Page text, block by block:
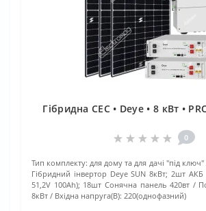
Гібридна СЕС • Deye • 8 кВт •
0
Тип комплекту: для дому та для дачі "під ключ"
Гібридний інвертор Deye SUN 8кВт; 2шт АКБ
51,2V 100Ah); 18шт Сонячна панель 420вт
8кВт
Вхідна напруга(В): 220(однофазний)